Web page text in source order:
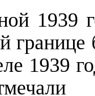
1939
1939